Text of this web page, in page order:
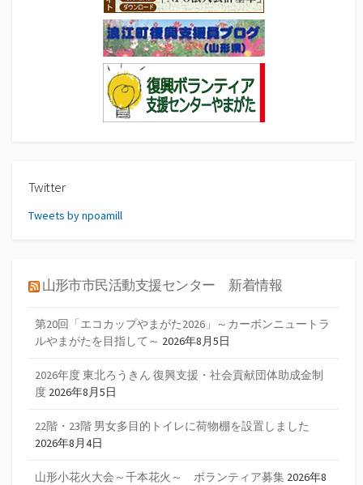
Twitter
Tweets by npoamill
山形市市民活動支援センター 新着情報
第20回「エコカップやまがた2026」～カーボンニュートラ
ルやまがたを目指して～ 2026年8月5日
2026年度 東北ろうきん 復興支援・社会貢献団体助成金制
度 2026年8月5日
22階・23階 男女多目的トイレに荷物棚を設置しました
2026年8月4日
山形小花火大会～千本花火～ ボランティア募集 2026年8